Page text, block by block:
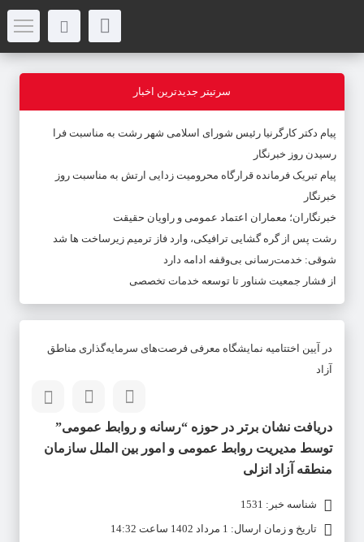
سرتیتر جدیدترین اخبار
پیام دکتر کارگرنیا رئیس شورای اسلامی شهر رشت به مناسبت فرا
رسیدن روز خبرنگار
پیام تبریک فرمانده قرارگاه محرومیت‌ زدایی ارتش به مناسبت روز
خبرنگار
خبرنگاران؛ معماران اعتماد عمومی و راویان حقیقت
رشت پس از گره گشایی ترافیکی، وارد فاز ترمیم زیرساخت ها شد
شوقی: خدمت‌رسانی بی‌وقفه ادامه دارد
از فشار جمعیت شناور تا توسعه خدمات تخصصی
در آیین اختتامیه نمایشگاه معرفی فرصت‌های سرمایه‌گذاری مناطق
آزاد
دریافت نشان برتر در حوزه “رسانه و روابط عمومی”
توسط مدیریت روابط عمومی و امور بین الملل سازمان
منطقه آزاد انزلی
شناسه خبر: 1531
تاریخ و زمان ارسال: 1 مرداد 1402 ساعت 14:32